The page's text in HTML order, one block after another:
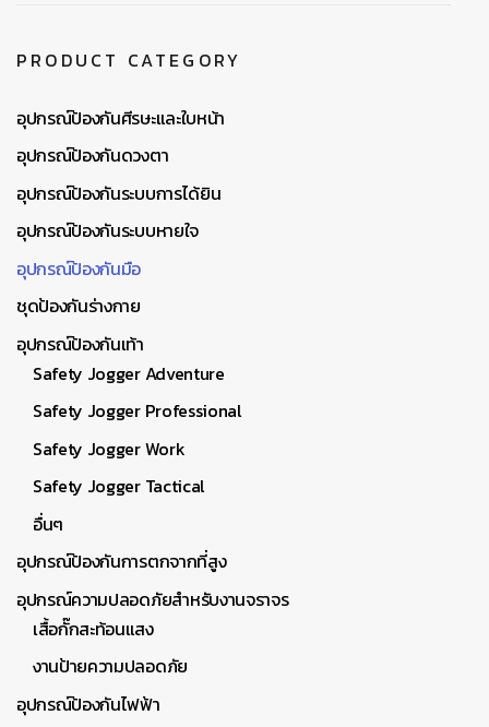
PRODUCT CATEGORY
อุปกรณ์ป้องกันศีรษะและใบหน้า
อุปกรณ์ป้องกันดวงตา
อุปกรณ์ป้องกันระบบการได้ยิน
อุปกรณ์ป้องกันระบบหายใจ
อุปกรณ์ป้องกันมือ
ชุดป้องกันร่างกาย
อุปกรณ์ป้องกันเท้า
Safety Jogger Adventure
Safety Jogger Professional
Safety Jogger Work
Safety Jogger Tactical
อื่นๆ
อุปกรณ์ป้องกันการตกจากที่สูง
อุปกรณ์ความปลอดภัยสำหรับงานจราจร
เสื้อกั๊กสะท้อนแสง
งานป้ายความปลอดภัย
อุปกรณ์ป้องกันไฟฟ้า